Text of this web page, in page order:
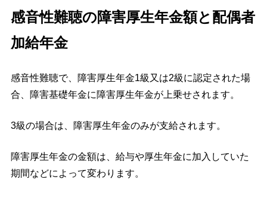
感音性難聴の障害厚生年金額と配偶者
加給年金
感音性難聴で、障害厚生年金1級又は2級に認定された場
合、障害基礎年金に障害厚生年金が上乗せされます。
3級の場合は、障害厚生年金のみが支給されます。
障害厚生年金の金額は、給与や厚生年金に加入していた
期間などによって変わります。